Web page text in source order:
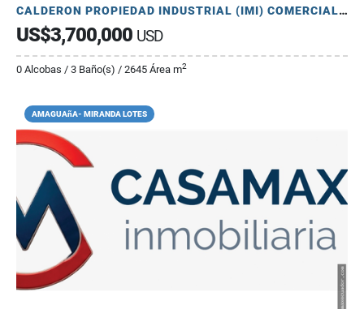
CALDERON PROPIEDAD INDUSTRIAL (IMI) COMERCIAL CERCA PANAMERICANA
US$3,700,000 USD
0 Alcobas / 3 Baño(s) / 2645 Área m2
AMAGUAñA- MIRANDA LOTES